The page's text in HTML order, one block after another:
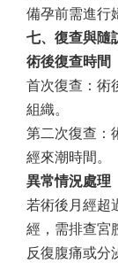
備孕前需進行
七、復查與隨
術後復查時間
首次復查：術
組織。
第二次復查：
經來潮時間。
異常情況處理
若術後月經超
經，需排查宮
反復腹痛或分